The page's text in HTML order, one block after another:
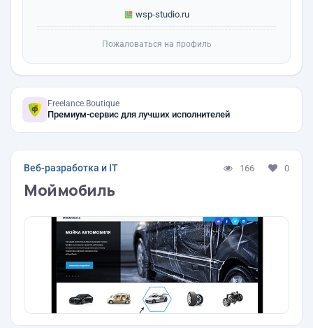
wsp-studio.ru
Пожаловаться на профиль
Freelance.Boutique
Премиум-сервис для лучших исполнителей
Веб-разработка и IT 166 0
Моймобиль